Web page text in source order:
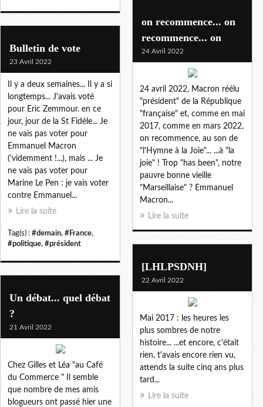
on recommence... on
recommence... on
24 Avril 2022
24 avril 2022, Macron réélu
"président" de la République
"française" et, comme en mai
2017, comme en mars 2022,
on recommence, au son de
"l'Hymne à la Joie"... ...à "la
joie" ! Trop "has been", notre
pauvre bonne vieille
"Marseillaise" ? Emmanuel
Macron...
Lire la suite
Bulletin de vote
23 Avril 2022
Il y a deux semaines... Il y a si
longtemps... J'avais voté
pour Eric Zemmour. en ce
jour, jour de la St Fidèle... Je
ne vais pas voter pour
Emmanuel Macron
('videmment !...), mais ... Je
ne vais pas voter pour
Marine Le Pen : je vais voter
contre Emmanuel...
Lire la suite
Tag(s) : #demain, #France,
#politique, #président
[LHLPSDNH]
22 Avril 2022
Mai 2017 : les heures les
plus sombres de notre
histoire... ...et encore, c'était
rien, t'avais encore rien vu,
attends la suite cinq ans plus
tard...
Lire la suite
Un débat... quel débat
?
21 Avril 2022
Chez Gilles et Léa "au Café
du Commerce " Il semble
que nombre de mes amis
blogueurs ont passé hier une